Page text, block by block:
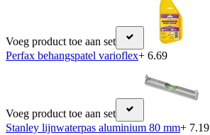
Voeg product toe aan set
Perfax behangspatel varioflex+ 6.69
Voeg product toe aan set
Stanley lijnwaterpas aluminium 80 mm+ 7.19